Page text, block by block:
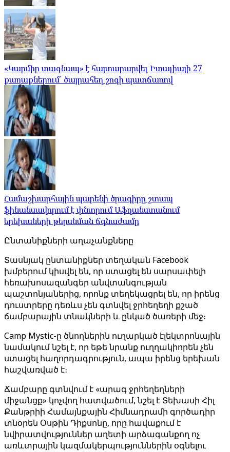
«Կարմիր տագնապ» է հայտարարվել Իտալիայի 27
քաղաքներում՝ ծայրահեղ շոգի պատճառով
Համաշխարհային պարենի ծրագիրը շտապ
ֆինանսավորում է փնտրում Աֆղանստանում
երեխաների թերսնման ճգնաժամը
Ընտանիքների աղաչանքները
Տասնյակ ընտանիքներ տեղական Facebook
խմբերում կիսվել են, որ ստացել են սարսափելի
հեռախոսազանգեր անվտանգության
պաշտոնյաներից, որոնք տեղեկացրել են, որ իրենց
դուստրերը դեռևս չեն գտնվել ջրհեղեղի քշած
ճամբարային տնակների և ընկած ծառերի մեջ։
Camp Mystic-ը ծնողներին ուղարկած էլեկտրոնային
նամակում նշել է, որ եթե նրանք ուղղակիորեն չեն
ստացել հաղորդագրություն, ապա իրենց երեխան
հաշվառված է։
Ճամբարը գտնվում է «արագ ջրհեղեղների
միջանցք» կոչվող հատվածում, նշել է Տեխասի Հիլ
Քանթրիի Համայնքային Հիմնադրամի գործադիր
տնօրեն Օսթին Դիքսոնը, որը հավաքում է
նվիրատվություններ աղետի արձագանքող ոչ
առևտրային կազմակերպություններին օգնելու